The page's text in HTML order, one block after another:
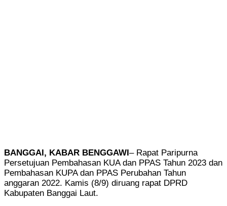
BANGGAI, KABAR BENGGAWI– Rapat Paripurna
Persetujuan Pembahasan KUA dan PPAS Tahun 2023 dan
Pembahasan KUPA dan PPAS Perubahan Tahun
anggaran 2022. Kamis (8/9) diruang rapat DPRD
Kabupaten Banggai Laut.